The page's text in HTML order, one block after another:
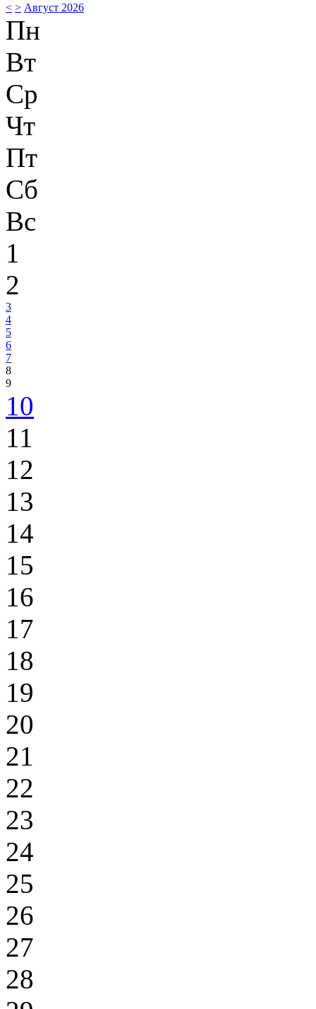
< > Август 2026
Пн
Вт
Ср
Чт
Пт
Сб
Вс
1
2
3
4
5
6
7
8
9
10
11
12
13
14
15
16
17
18
19
20
21
22
23
24
25
26
27
28